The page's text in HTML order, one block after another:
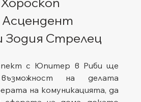
Зодия Стрелец
с Юпитер в Риби ще
на делата
на комуникацията, да